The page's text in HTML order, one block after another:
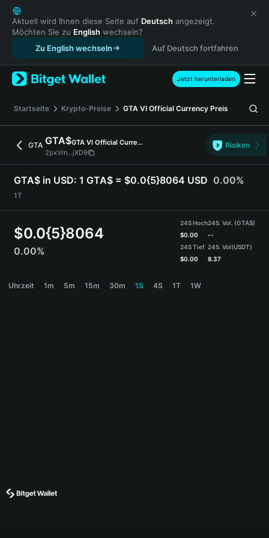
English
日本語
Tiếng Việt
Русский
Español (Latinoamérica)
Türkçe
Français
Deutsch
繁體中文
Português (Portugal)
Bahasa Indonesia
ภาษาไทย
हिन्दी
Español
Português (Brasil)
Aktuell wird Ihnen diese Seite auf Deutsch angezeigt.
Möchten Sie zu English wechseln?
Zu English wechseln
Auf Deutsch fortfahren
Jetzt herunterladen
Startseite Krypto-Preise GTA VI Official Currency Preis
GTA GTA$
GTA VI Official Currency
2pxVrn...jXD9
Risiken
GTA$ in USD: 1 GTA$ = $0.0{5}8064 USD 0.00%
1T
$0.0{5}8064
0.00%
24S Hoch
$0.00
24S Tief
$0.00
24S. Vol. (GTA$)
--
24S. Vol(USDT)
8.37
Uhrzeit 1m 5m 15m 30m 1S 4S 1T 1W